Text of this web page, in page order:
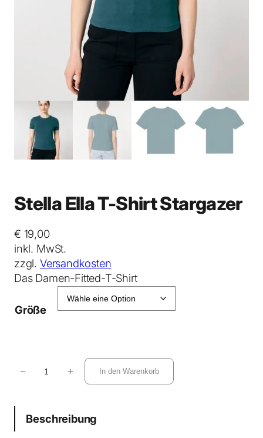
Stella Ella T-Shirt Stargazer
€ 19,00
inkl. MwSt.
zzgl. Versandkosten
Das Damen-Fitted-T-Shirt
Größe
l
− + In den Warenkorb
Beschreibung